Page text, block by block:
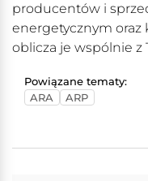
producentów i
energetycznym oraz
oblicza je wspólnie z
Powiązane tematy:
ARA
ARP